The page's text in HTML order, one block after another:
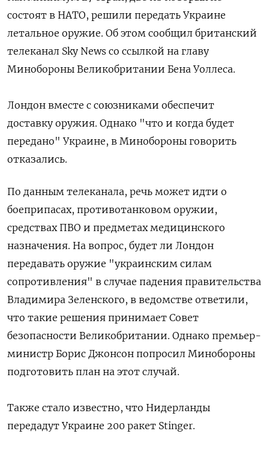
состоят в НАТО, решили передать Украине
летальное оружие. Об этом сообщил британский
телеканал Sky News со ссылкой на главу
Минобороны Великобритании Бена Уоллеса.
Лондон вместе с союзниками обеспечит
доставку оружия. Однако "что и когда будет
передано" Украине, в Минобороны говорить
отказались.
По данным телеканала, речь может идти о
боеприпасах, противотанковом оружии,
средствах ПВО и предметах медицинского
назначения. На вопрос, будет ли Лондон
передавать оружие "украинским силам
сопротивления" в случае падения правительства
Владимира Зеленского, в ведомстве ответили,
что такие решения принимает Совет
безопасности Великобритании. Однако премьер-
министр Борис Джонсон попросил Минобороны
подготовить план на этот случай.
Также стало известно, что Нидерланды
передадут Украине 200 ракет Stinger.